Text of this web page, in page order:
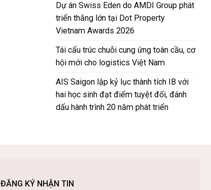
Dự án Swiss Eden do AMDI Group phát
triển thắng lớn tại Dot Property
Vietnam Awards 2026
Tái cấu trúc chuỗi cung ứng toàn cầu, cơ
hội mới cho logistics Việt Nam
AIS Saigon lập kỷ lục thành tích IB với
hai học sinh đạt điểm tuyệt đối, đánh
dấu hành trình 20 năm phát triển
ĐĂNG KÝ NHẬN TIN